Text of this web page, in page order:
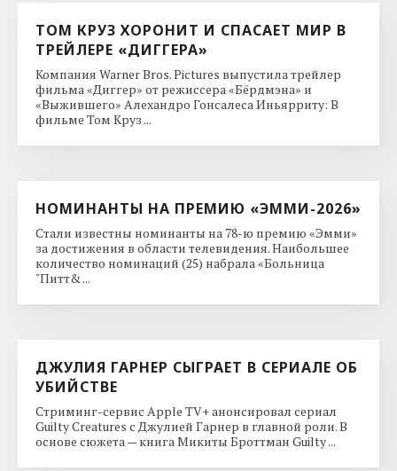
ТОМ КРУЗ ХОРОНИТ И СПАСАЕТ МИР В
ТРЕЙЛЕРЕ «ДИГГЕРА»
Компания Warner Bros. Pictures выпустила трейлер
фильма «Диггер» от режиссера «Бёрдмэна» и
«Выжившего» Алехандро Гонсалеса Иньярриту: В
фильме Том Круз ...
НОМИНАНТЫ НА ПРЕМИЮ «ЭММИ-2026»
Стали известны номинанты на 78-ю премию «Эмми»
за достижения в области телевидения. Наибольшее
количество номинаций (25) набрала «Больница
"Питт& ...
ДЖУЛИЯ ГАРНЕР СЫГРАЕТ В СЕРИАЛЕ ОБ
УБИЙСТВЕ
Стриминг-сервис Apple TV+ анонсировал сериал
Guilty Creatures с Джулией Гарнер в главной роли. В
основе сюжета — книга Микиты Броттман Guilty ...